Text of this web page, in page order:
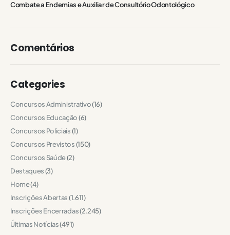
Combate a Endemias e Auxiliar de Consultório Odontológico
Comentários
Categories
Concursos Administrativo(16)
Concursos Educação(6)
Concursos Policiais(1)
Concursos Previstos(150)
Concursos Saúde(2)
Destaques(3)
Home(4)
Inscrições Abertas(1.611)
Inscrições Encerradas(2.245)
Últimas Notícias(491)